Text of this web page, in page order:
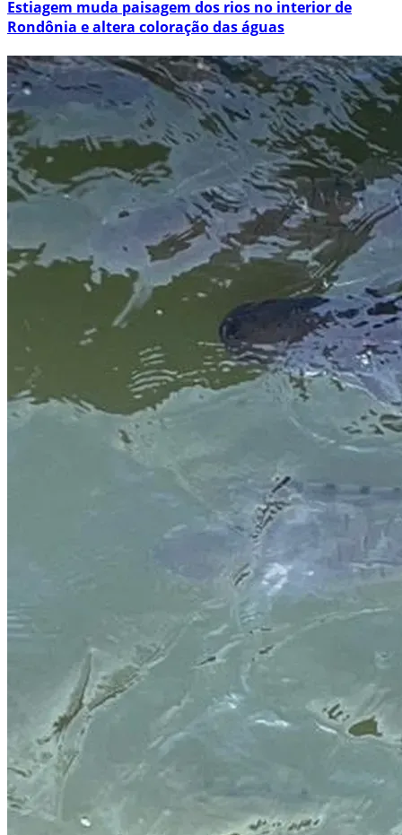
Estiagem muda paisagem dos rios no interior de
Rondônia e altera coloração das águas